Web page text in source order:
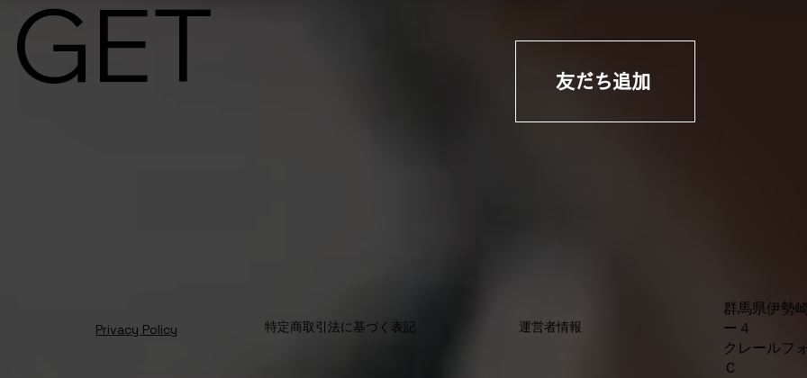
GET
Privacy Policy 特定商取引法に基づく表記 運営者情報
群馬県伊勢
ー４
クレールフ
Ｃ
友だち追加